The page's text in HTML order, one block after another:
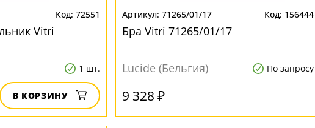
72551
Vitri
1 шт.
В КОРЗИНУ
71265/01/17 156444
Бра Vitri 71265/01/17
Lucide (Бельгия) По запросу
9 328 ₽